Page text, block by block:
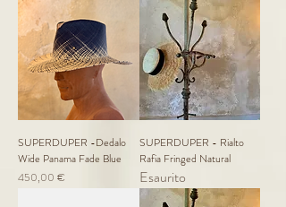
SUPERDUPER -Dedalo
Wide Panama Fade Blue
Prezzo
450,00 €
SUPERDUPER - Rialto
Rafia Fringed Natural
Esaurito